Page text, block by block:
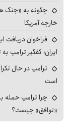
چگونه به «جنگ
خارجه آمریکا
فراخوان دریافت
ایران؛ کفگیر ترامپ
ترامپ در حال
است
چرا ترامپ حمله
«توافق» چیست؟